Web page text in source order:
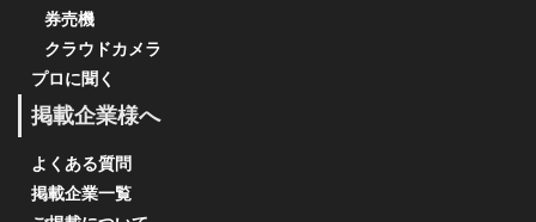
券売機
クラウドカメラ
プロに聞く
掲載企業様へ
よくある質問
掲載企業一覧